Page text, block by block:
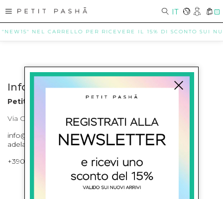
IT 0
NEL CARRELLO PER RICEVERE IL 15% DI SCONTO SUI
Info contatti
Petit Pasha
Via Cilea, 255 Napoli Corso Umberto I 301 Napoli
info@petitpasha.com, petitpasha@hotmail.it,
adelaide.petitpasha@hotmail.com
+39081643421 , +390812351280